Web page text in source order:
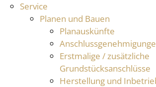
Service
Planen und Bauen
Planauskünfte
Erstmalige / zusätzliche
Grundstücksanschlüsse
Herstellung und